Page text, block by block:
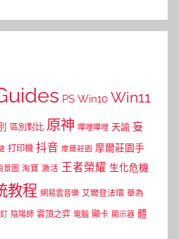
PS Win10 Win11
區別對比 原神 嗶哩嗶哩 天諭 妄
打印機 抖音 摩爾莊園 摩爾莊園手
景圖 淘寶 激活 王者榮耀 生化危機
教程 網易雲音樂 艾爾登法環 華為
陰陽師 雲頂之弈 電腦 顯卡 顯示器 體